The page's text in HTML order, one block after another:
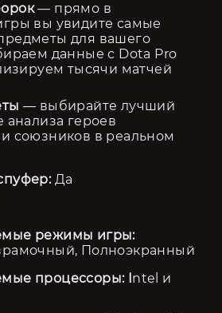
— прямо в
вы увидите самые
для вашего
данные с Dota Pro
тысячи матчей
— выбирайте лучший
анализа героев
союзников в реальном
Да
режимы игры:
Полноэкранный
процессоры: Intel и